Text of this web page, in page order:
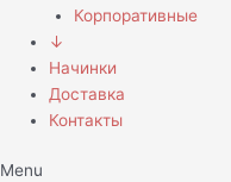
Корпоративные
↓
Начинки
Доставка
Контакты
Menu